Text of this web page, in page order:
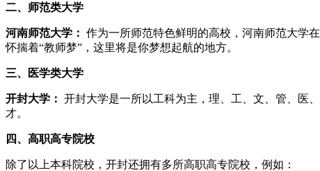
二、师范类大学
河南师范大学： 作为一所师范特色鲜明的高校，河南师范大学
怀揣着“教师梦”，这里将是你梦想起航的地方。
三、医学类大学
开封大学： 开封大学是一所以工科为主，理、工、文、管、医
才。
四、高职高专院校
除了以上本科院校，开封还拥有多所高职高专院校，例如：